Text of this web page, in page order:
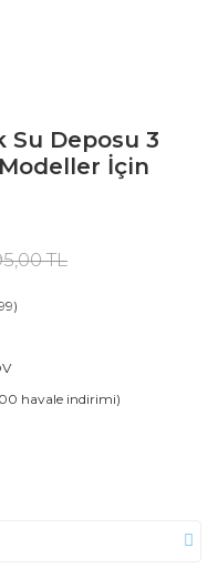
Su Deposu 3
Modeller İçin
TL
havale indirimi)